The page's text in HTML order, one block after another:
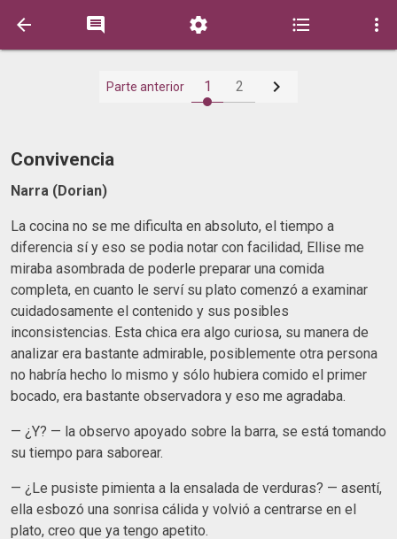
    
Parte anterior 1 2 
Convivencia
Narra (Dorian)
La cocina no se me dificulta en absoluto, el tiempo a
diferencia sí y eso se podia notar con facilidad, Ellise me
miraba asombrada de poderle preparar una comida
completa, en cuanto le serví su plato comenzó a examinar
cuidadosamente el contenido y sus posibles
inconsistencias. Esta chica era algo curiosa, su manera de
analizar era bastante admirable, posiblemente otra persona
no habría hecho lo mismo y sólo hubiera comido el primer
bocado, era bastante observadora y eso me agradaba.
— ¿Y? — la observo apoyado sobre la barra, se está tomando
su tiempo para saborear.
— ¿Le pusiste pimienta a la ensalada de verduras? — asentí,
ella esbozó una sonrisa cálida y volvió a centrarse en el
plato, creo que ya tengo apetito.